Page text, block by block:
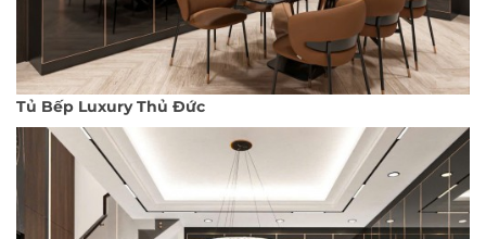
Tủ Bếp Luxury Thủ Đức